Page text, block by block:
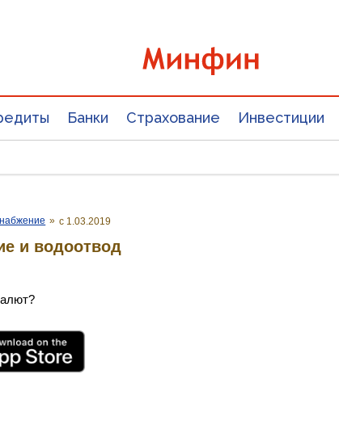
Банки Страхование Инвестиции
» с 1.03.2019
и водоотвод